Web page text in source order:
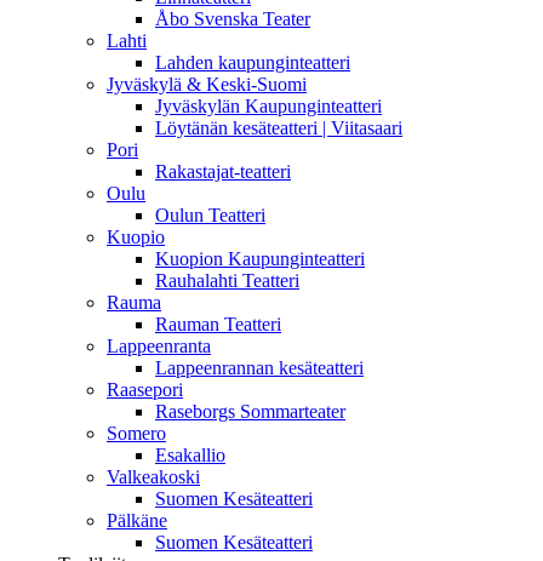
Åbo Svenska Teater
Lahti
Lahden kaupunginteatteri
Jyväskylä & Keski-Suomi
Jyväskylän Kaupunginteatteri
Löytänän kesäteatteri | Viitasaari
Pori
Rakastajat-teatteri
Oulu
Oulun Teatteri
Kuopio
Kuopion Kaupunginteatteri
Rauhalahti Teatteri
Rauma
Rauman Teatteri
Lappeenranta
Lappeenrannan kesäteatteri
Raasepori
Raseborgs Sommarteater
Somero
Esakallio
Valkeakoski
Suomen Kesäteatteri
Pälkäne
Suomen Kesäteatteri